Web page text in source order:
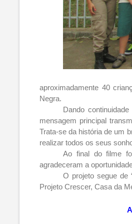
aproximadamente 40
Negra.
Dando
mensagem principal
Trata-se da história de um
realizar todos os seus
Ao final do filme
agradeceram a
O projeto segue de
Projeto Crescer, Casa da